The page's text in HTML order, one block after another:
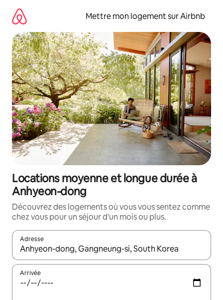
directement
contenu
Mettre mon logement sur Airbnb
Locations moyenne et longue durée à
Anhyeon-dong
Découvrez des logements où vous vous sentez comme
chez vous pour un séjour d'un mois ou plus.
Adresse
Lorsque les résultats s'affichent, utilisez les flèches vers le
Arrivée